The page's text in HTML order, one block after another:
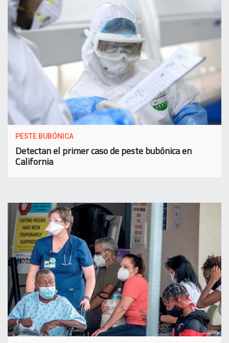
PESTE BUBÓNICA
Detectan el primer caso de peste bubónica en
California